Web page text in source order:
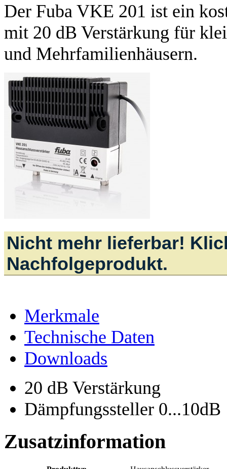
Der Fuba VKE 201 ist ein
mit 20 dB Verstärkung für
und Mehrfamilienhäusern.
Nicht mehr lieferbar!
Nachfolgeprodukt.
Merkmale
Technische Daten
Downloads
20 dB Verstärkung
Dämpfungssteller 0...10dB
Zusatzinformation